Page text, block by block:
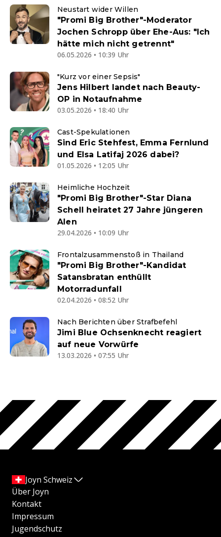
Neustart wider Willen
"Promi Big Brother"-Moderator
Jochen Schropp über Ehe-Aus: "Ich
hätte mich nicht getrennt"
06.05.2026 • 10:39 Uhr
"Kurz vor einer Sepsis"
Jens Hilbert landet nach Beauty-
OP in Notaufnahme
03.05.2026 • 18:40 Uhr
Cast-Spekulationen
Sind Eric Stehfest, Emma Fernlund
und Elsa Latifaj 2026 dabei?
01.05.2026 • 12:05 Uhr
Heimliche Hochzeit
"Promi Big Brother"-Star Diana
Schell heiratet 27 Jahre jüngeren
Alen
29.04.2026 • 10:09 Uhr
Frontalzusammenstoß in Thailand
"Promi Big Brother"-Kandidat
Satansbratan enthüllt
Motorradunfall
02.04.2026 • 08:52 Uhr
Nach Berichten über Strafbefehl
Jimi Blue Ochsenknecht reagiert
auf neue Vorwürfe
13.03.2026 • 07:55 Uhr
Joyn Schweiz
Über Joyn
Kontakt
Impressum
Jugendschutz